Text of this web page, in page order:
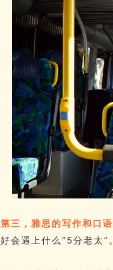
第三，雅思的写作和口
好会遇上什么“5分老太”